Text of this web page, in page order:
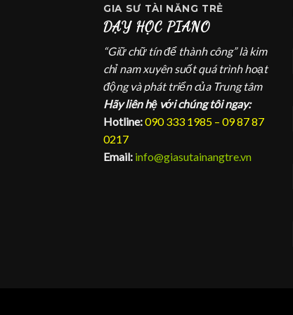
GIA SƯ TÀI NĂNG TRẺ
DẠY HỌC PIANO
“Giữ chữ tín để thành công” là kim
chỉ nam xuyên suốt quá trình hoạt
động và phát triển của Trung tâm
Hãy liên hệ với chúng tôi ngay:
Hotline:090 333 1985 – 09 87 87
0217
Email: info@giasutainangtre.vn